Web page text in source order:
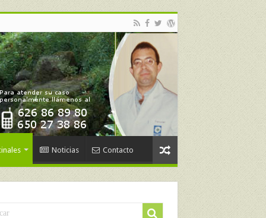
Noticias Contacto